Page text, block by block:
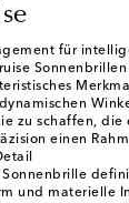
für
zu schaffen, die
einen
Sonnenbrille
und materielle